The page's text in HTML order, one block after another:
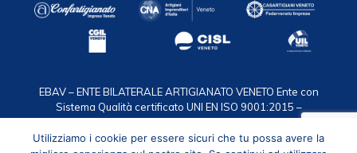
EBAV – ENTE BILATERALE ARTIGIANATO VENETO Ente con
Sistema Qualità certificato UNI EN ISO 9001:2015 –
Certificazione n. 50 100 2119via F.lli Bandiera 35, 30175
Marghera VE / C.F. 94016950274 / T. 041.2584911 /
Utilizziamo i cookie per essere sicuri che tu possa avere la